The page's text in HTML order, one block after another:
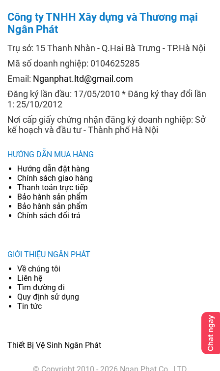
Công ty TNHH Xây dựng và Thương mại
Ngân Phát
Trụ sở: 15 Thanh Nhàn - Q.Hai Bà Trưng - TP.Hà Nội
Mã số doanh nghiệp: 0104625285
Email: Nganphat.ltd@gmail.com
Đăng ký lần đầu: 17/05/2010 * Đăng ký thay đổi lần
1: 25/10/2012
Nơi cấp giấy chứng nhận đăng ký doanh nghiệp: Sở
kế hoạch và đầu tư - Thành phố Hà Nội
HƯỚNG DẪN MUA HÀNG
Hướng dẫn đặt hàng
Chính sách giao hàng
Thanh toán trực tiếp
Bảo hành sản phẩm
Bảo hành sản phẩm
Chính sách đổi trả
GIỚI THIỆU NGÂN PHÁT
Về chúng tôi
Liên hệ
Tìm đường đi
Quy định sử dụng
Tin tức
Thiết Bị Vệ Sinh Ngân Phát